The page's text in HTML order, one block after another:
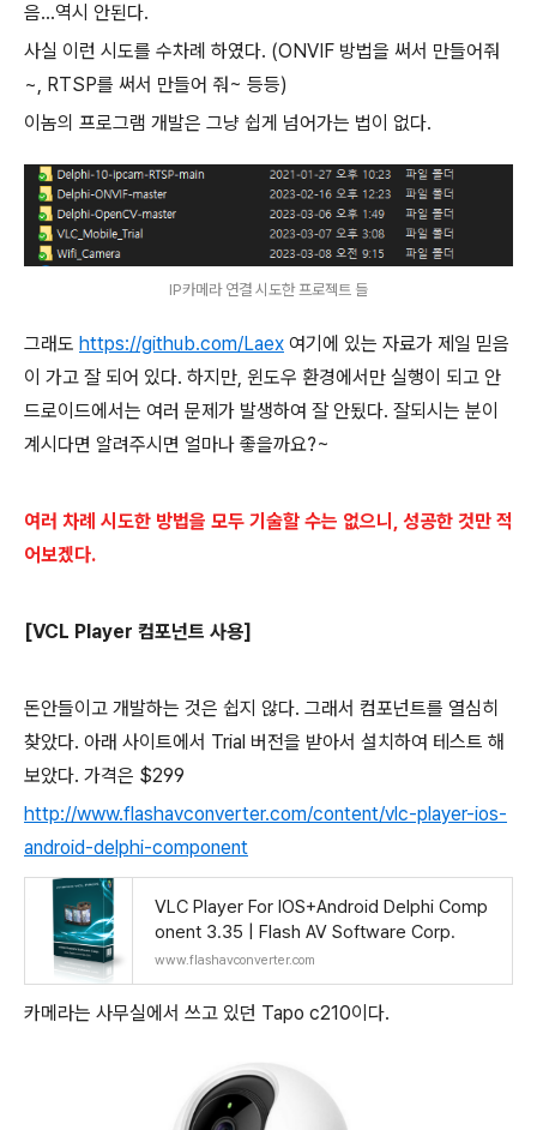
음...역시 안된다.
사실 이런 시도를 수차례 하였다. (ONVIF 방법을 써서 만들어줘
~, RTSP를 써서 만들어 줘~ 등등)
이놈의 프로그램 개발은 그냥 쉽게 넘어가는 법이 없다.
IP카메라 연결 시도한 프로젝트 들
그래도 https://github.com/Laex 여기에 있는 자료가 제일 믿음
이 가고 잘 되어 있다. 하지만, 윈도우 환경에서만 실행이 되고 안
드로이드에서는 여러 문제가 발생하여 잘 안됬다. 잘되시는 분이
계시다면 알려주시면 얼마나 좋을까요?~
여러 차례 시도한 방법을 모두 기술할 수는 없으니, 성공한 것만 적
어보겠다.
[VCL Player 컴포넌트 사용]
돈안들이고 개발하는 것은 쉽지 않다. 그래서 컴포넌트를 열심히
찾았다. 아래 사이트에서 Trial 버전을 받아서 설치하여 테스트 해
보았다. 가격은 $299
http://www.flashavconverter.com/content/vlc-player-ios-
android-delphi-component
VLC Player For IOS+Android Delphi Comp
onent 3.35 | Flash AV Software Corp.
www.flashavconverter.com
카메라는 사무실에서 쓰고 있던 Tapo c210이다.